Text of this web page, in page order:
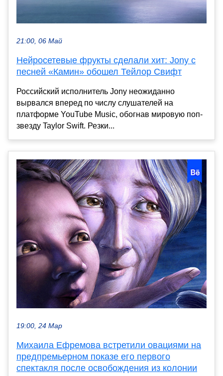
21:00, 06 Май
Нейросетевые фрукты сделали хит: Jony с
песней «Камин» обошел Тейлор Свифт
Российский исполнитель Jony неожиданно
вырвался вперед по числу слушателей на
платформе YouTube Music, обогнав мировую поп-
звезду Taylor Swift. Резки...
19:00, 24 Мар
Михаила Ефремова встретили овациями на
предпремьерном показе его первого
спектакля после освобождения из колонии